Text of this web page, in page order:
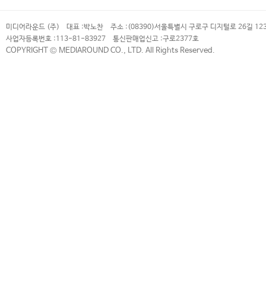
미디어라운드 (주) 대표 :박노찬 주소 : (08390)서울특별시 구로구 디지털로 26길
사업자등록번호 :113-81-83927 통신판매업신고 :구로2377호
COPYRIGHT © MEDIAROUND CO., LTD. All Rights Reserved.